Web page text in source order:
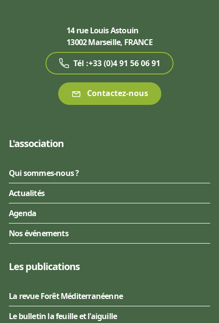
14 rue Louis Astouin
13002 Marseille, FRANCE
Tél :+33 (0)4 91 56 06 91
Contactez-nous
L'association
Qui sommes-nous ?
Actualités
Agenda
Nos événements
Les publications
La revue Forêt Méditerranéenne
Le bulletin la feuille et l'aiguille